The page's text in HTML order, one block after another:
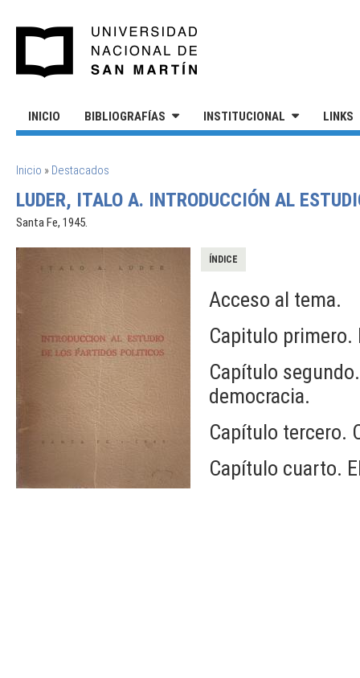
INICIO BIBLIOGRAFÍAS INSTITUCIONAL LINKS
SE ENCUENTRA USTED AQUÍ
Inicio » Destacados
LUDER, ITALO A. INTRODUCCIÓN AL
Santa Fe, 1945.
ÍNDICE
Acceso al tema.
Capitulo
Capítulo
democracia.
Capítulo tercero.
Capítulo cuarto.